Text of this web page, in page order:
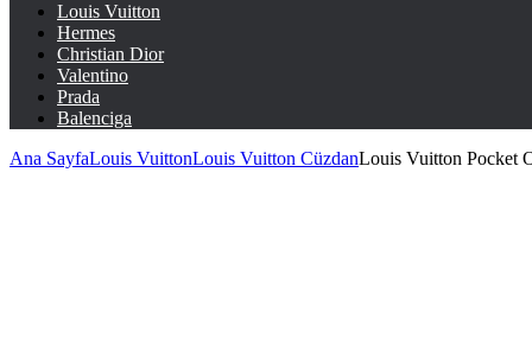
Louis Vuitton
Hermes
Christian Dior
Valentino
Prada
Balenciga
Ana SayfaLouis VuittonLouis Vuitton CüzdanLouis Vuitton Pocket